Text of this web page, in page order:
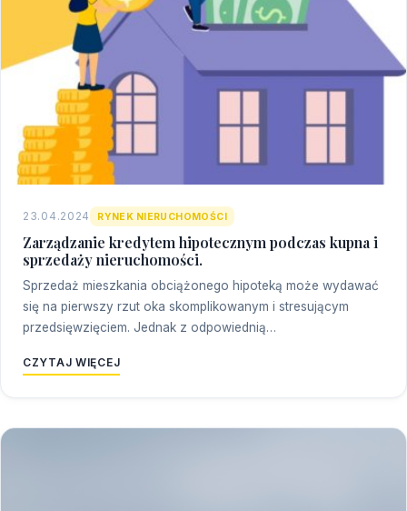
23.04.2024 RYNEK NIERUCHOMOŚCI
Zarządzanie kredytem hipotecznym podczas kupna i
sprzedaży nieruchomości.
Sprzedaż mieszkania obciążonego hipoteką może wydawać
się na pierwszy rzut oka skomplikowanym i stresującym
przedsięwzięciem. Jednak z odpowiednią…
CZYTAJ WIĘCEJ